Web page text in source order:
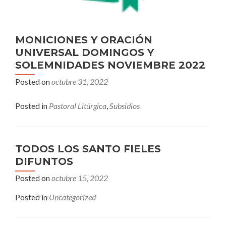
MONICIONES Y ORACIÓN
UNIVERSAL DOMINGOS Y
SOLEMNIDADES NOVIEMBRE 2022
Posted onoctubre 31, 2022
Posted in Pastoral Litúrgica,Subsidios
TODOS LOS SANTO FIELES
DIFUNTOS
Posted onoctubre 15, 2022
Posted in Uncategorized